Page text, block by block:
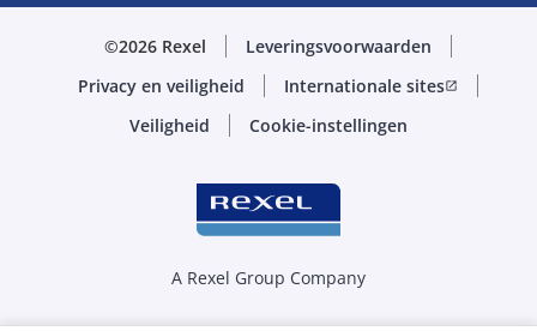
©2026 Rexel
Leveringsvoorwaarden
Privacy en veiligheid
Internationale sitesopen_in_new
Veiligheid Cookie-instellingen
A Rexel Group Company